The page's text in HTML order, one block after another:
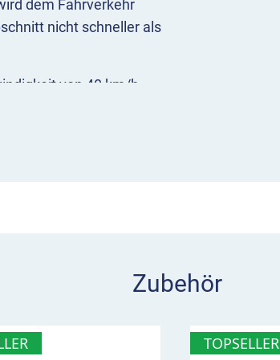
dem Fahrverkehr
nicht schneller als
von 40 km/h
wo Gefahrzeichen
dazu
Zubehör
TOPSELLER